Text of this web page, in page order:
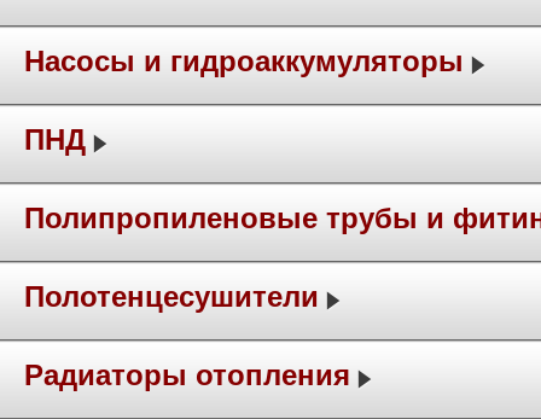
Насосы и гидроаккумуляторы
ПНД
Полипропиленовые трубы и
Полотенцесушители
Радиаторы отопления